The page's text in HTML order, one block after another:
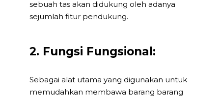
sebuah tas akan didukung oleh adanya
sejumlah fitur pendukung.
2. Fungsi Fungsional:
Sebagai alat utama yang digunakan untuk
memudahkan membawa barang barang